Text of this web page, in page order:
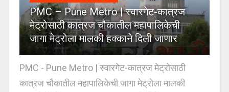
PMC – Pune Metro | स्वारगेट-कात्रज
मेट्रोसाठी कात्रज चौकातील महापालिकेची
जागा मेट्रोला मालकी हक्काने दिली जाणार
PMC - Pune Metro | स्वारगेट-कात्रज मेट्रोसाठी
कात्रज चौकातील महापालिकेची जागा मेट्रोला मालकी